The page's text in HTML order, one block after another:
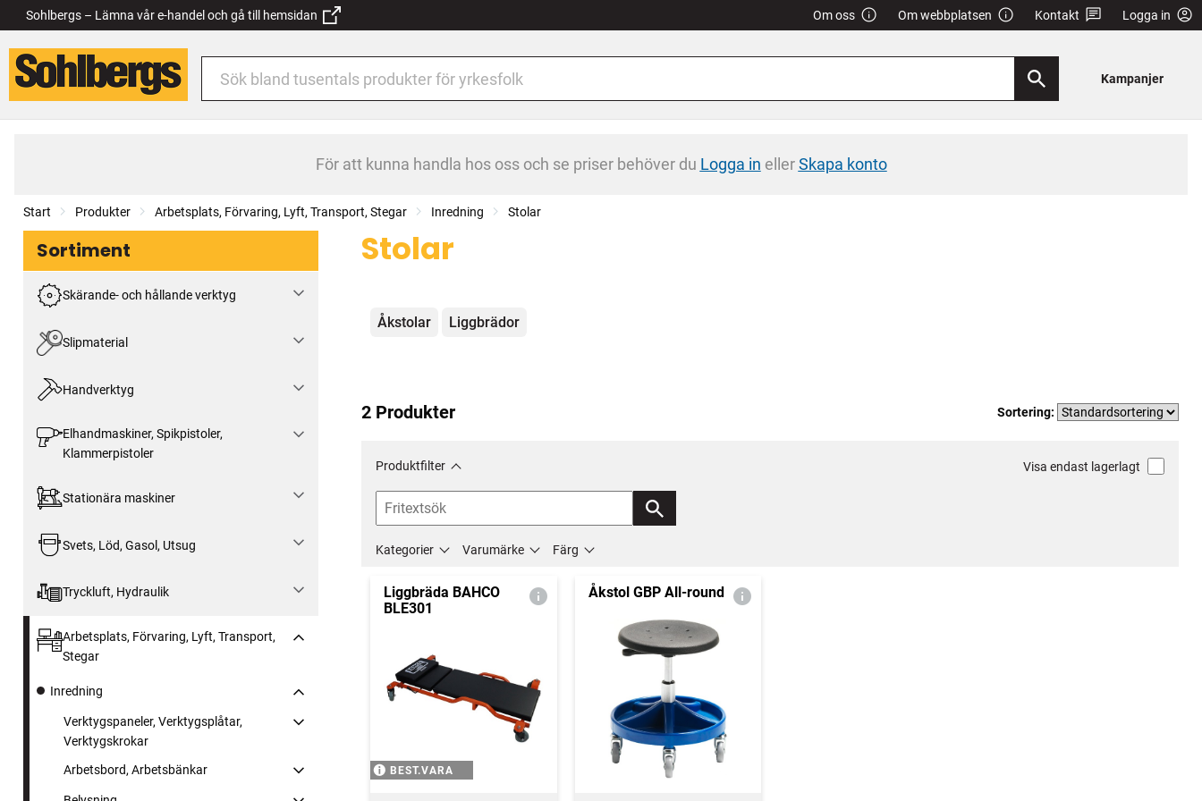
Sohlbergs – Lämna vår e-handel och gå till hemsidan Om oss Om webbplatsen Kontakt Logga in
Kampanjer
För att kunna handla hos oss och se priser behöver du Logga in ellerSkapa konto
Start Produkter Arbetsplats, Förvaring, Lyft, Transport, Stegar Inredning Stolar
Sortiment
Skärande- och hållande verktyg
Slipmaterial
Handverktyg
Elhandmaskiner, Spikpistoler,
Klammerpistoler
Stationära maskiner
Svets, Löd, Gasol, Utsug
Tryckluft, Hydraulik
Arbetsplats, Förvaring, Lyft, Transport,
Stegar
Inredning
Verktygspaneler, Verktygsplåtar,
Verktygskrokar
Arbetsbord, Arbetsbänkar
Stolar
Kategorier
Åkstolar Liggbrädor
2 Produkter Sortering:
Produktfilter Visa endast lagerlagt
Kategorier Varumärke Färg
Liggbräda BAHCO
BLE301
BEST.VARA
Åkstol GBP All-round